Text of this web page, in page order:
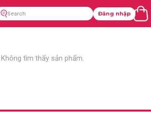
Đăng nhập
Không tìm thấy sản phẩm.